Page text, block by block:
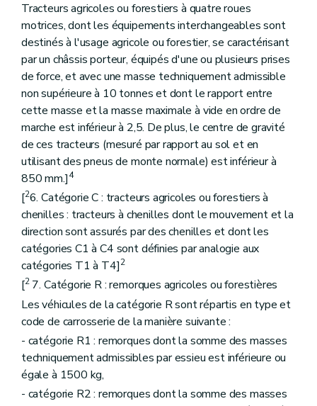
Tracteurs agricoles ou forestiers à quatre roues
motrices, dont les équipements interchangeables sont
destinés à l'usage agricole ou forestier, se caractérisant
par un châssis porteur, équipés d'une ou plusieurs prises
de force, et avec une masse techniquement admissible
non supérieure à 10 tonnes et dont le rapport entre
cette masse et la masse maximale à vide en ordre de
marche est inférieur à 2,5. De plus, le centre de gravité
de ces tracteurs (mesuré par rapport au sol et en
utilisant des pneus de monte normale) est inférieur à
850 mm.]4
[26. Catégorie C : tracteurs agricoles ou forestiers à
chenilles : tracteurs à chenilles dont le mouvement et la
direction sont assurés par des chenilles et dont les
catégories C1 à C4 sont définies par analogie aux
catégories T1 à T4]2
[27. Catégorie R : remorques agricoles ou forestières
Les véhicules de la catégorie R sont répartis en type et
code de carrosserie de la manière suivante :
- catégorie R1 : remorques dont la somme des masses
techniquement admissibles par essieu est inférieure ou
égale à 1500 kg,
- catégorie R2 : remorques dont la somme des masses